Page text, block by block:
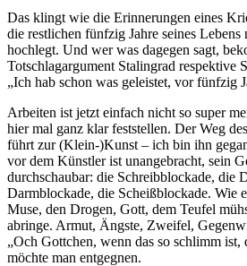
Das klingt wie die Erinnerungen eines
die restlichen fünfzig Jahre seines
hochlegt. Und wer was dagegen sagt,
Totschlagargument Stalingrad respektive
„Ich hab schon was geleistet, vor fünfzig
Arbeiten ist jetzt einfach nicht so super
hier mal ganz klar feststellen. Der Weg
führt zur (Klein-)Kunst – ich bin ihn
vor dem Künstler ist unangebracht, sein
durchschaubar: die Schreibblockade, die
Darmblockade, die Scheißblockade. Wie
Muse, den Drogen, Gott, dem Teufel
abringe. Armut, Ängste, Zweifel,
„Och Gottchen, wenn das so schlimm ist,
möchte man entgegnen.